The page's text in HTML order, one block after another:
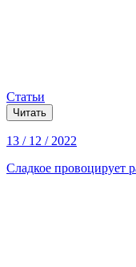
Статьи
Читать
13 / 12 / 2022
Сладкое провоцирует